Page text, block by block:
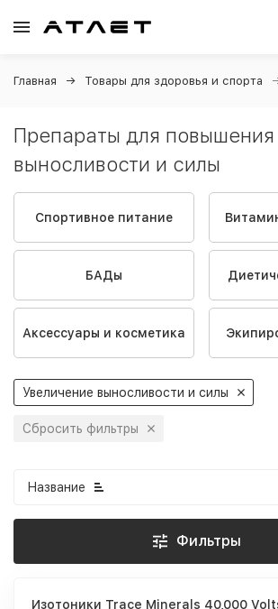
Главная Товары для здоровья и спорта
Препараты для повышения
выносливости и силы
Спортивное питание
БАДы
Аксессуары и косметика
Увеличение выносливости и силы
Сбросить фильтры
Название
Фильтры
Изотоники Trace Minerals 40,000